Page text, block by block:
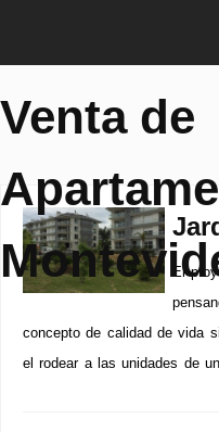
Venta de
El
concepto de calidad de vida
el rodear a las unidades de